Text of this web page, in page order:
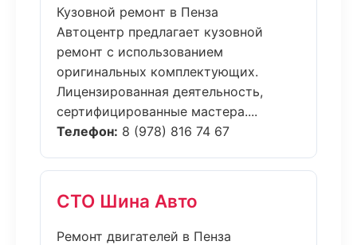
Кузовной ремонт в Пенза
Автоцентр предлагает кузовной
ремонт с использованием
оригинальных комплектующих.
Лицензированная деятельность,
сертифицированные мастера....
Телефон: 8 (978) 816 74 67
СТО Шина Авто
Ремонт двигателей в Пенза